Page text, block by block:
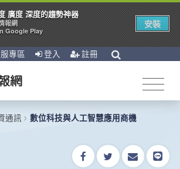
專區 登入 註冊
通訊 數位科技與人工智慧應用商機
廣度 深度的趨勢神器
報網
Google Play
安裝